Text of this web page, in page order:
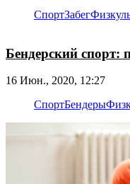
СпортЗабег
Бендерский спорт:
16 Июн., 2020, 12:27
СпортБендеры